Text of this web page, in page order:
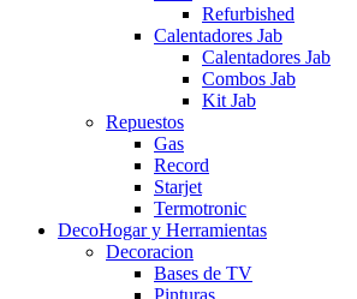
Refurbished
Calentadores Jab
Calentadores Jab
Combos Jab
Kit Jab
Repuestos
Gas
Record
Starjet
Termotronic
DecoHogar y Herramientas
Decoracion
Bases de TV
Pinturas